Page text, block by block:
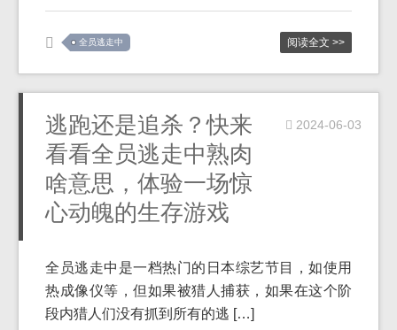
全员逃走中 阅读全文 >>
逃跑还是追杀？快来
看看全员逃走中熟肉
啥意思，体验一场惊
心动魄的生存游戏
2024-06-03
全员逃走中是一档热门的日本综艺节目，如使用
热成像仪等，但如果被猎人捕获，如果在这个阶
段内猎人们没有抓到所有的逃 […]